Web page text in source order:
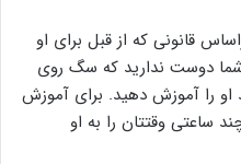
قانونی که از قبل برای او
دوست ندارید که سگ روی
او را آموزش دهید. برای آموزش
ساعتی وقتتان را به او